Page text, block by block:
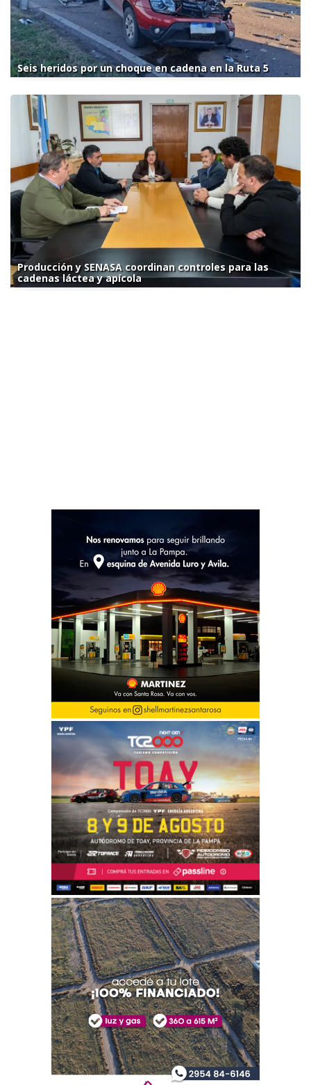
Seis heridos por un choque en cadena en la Ruta 5
Producción y SENASA coordinan controles para las
cadenas láctea y apícola